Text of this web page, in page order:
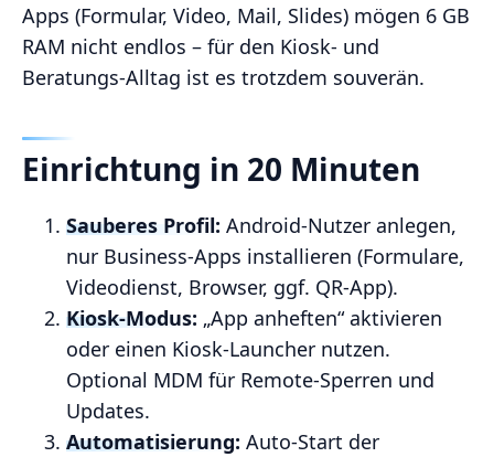
Apps (Formular, Video, Mail, Slides) mögen 6 GB
RAM nicht endlos – für den Kiosk‑ und
Beratungs‑Alltag ist es trotzdem souverän.
Einrichtung in 20 Minuten
Sauberes Profil: Android‑Nutzer anlegen,
nur Business‑Apps installieren (Formulare,
Videodienst, Browser, ggf. QR‑App).
Kiosk‑Modus: „App anheften“ aktivieren
oder einen Kiosk‑Launcher nutzen.
Optional MDM für Remote‑Sperren und
Updates.
Automatisierung: Auto‑Start der